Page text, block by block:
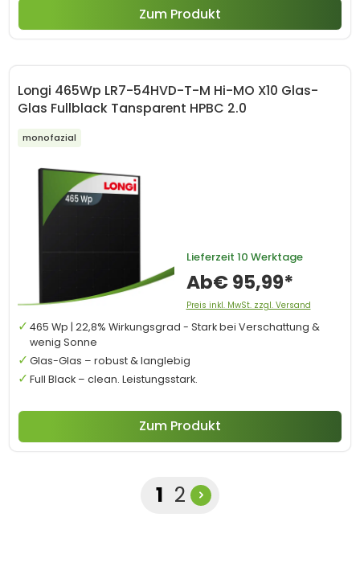
Zum Produkt
Longi 465Wp LR7-54HVD-T-M Hi-MO X10 Glas-
Glas Fullblack Tansparent HPBC 2.0
monofazial
Lieferzeit 10 Werktage
Ab€ 95,99*
Preis inkl. MwSt. zzgl. Versand
465 Wp | 22,8% Wirkungsgrad - Stark bei Verschattung &
wenig Sonne
Glas-Glas – robust & langlebig
Full Black – clean. Leistungsstark.
Zum Produkt
Seite
1 Seite
2